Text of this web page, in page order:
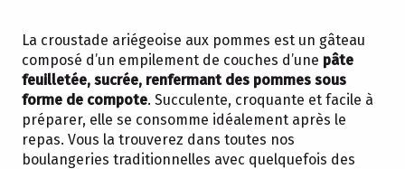
La croustade ariégeoise aux pommes est un gâteau
composé d’un empilement de couches d’une pâte
feuilletée, sucrée, renfermant des pommes sous
forme de compote. Succulente, croquante et facile à
préparer, elle se consomme idéalement après le
repas. Vous la trouverez dans toutes nos
boulangeries traditionnelles avec quelquefois des